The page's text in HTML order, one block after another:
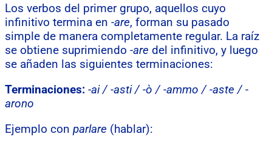
Los verbos del primer grupo, aquellos cuyo
infinitivo termina en -are, forman su pasado
simple de manera completamente regular. La raíz
se obtiene suprimiendo -are del infinitivo, y luego
se añaden las siguientes terminaciones:
Terminaciones: -ai / -asti / -ò / -ammo / -aste / -
arono
Ejemplo con parlare (hablar):